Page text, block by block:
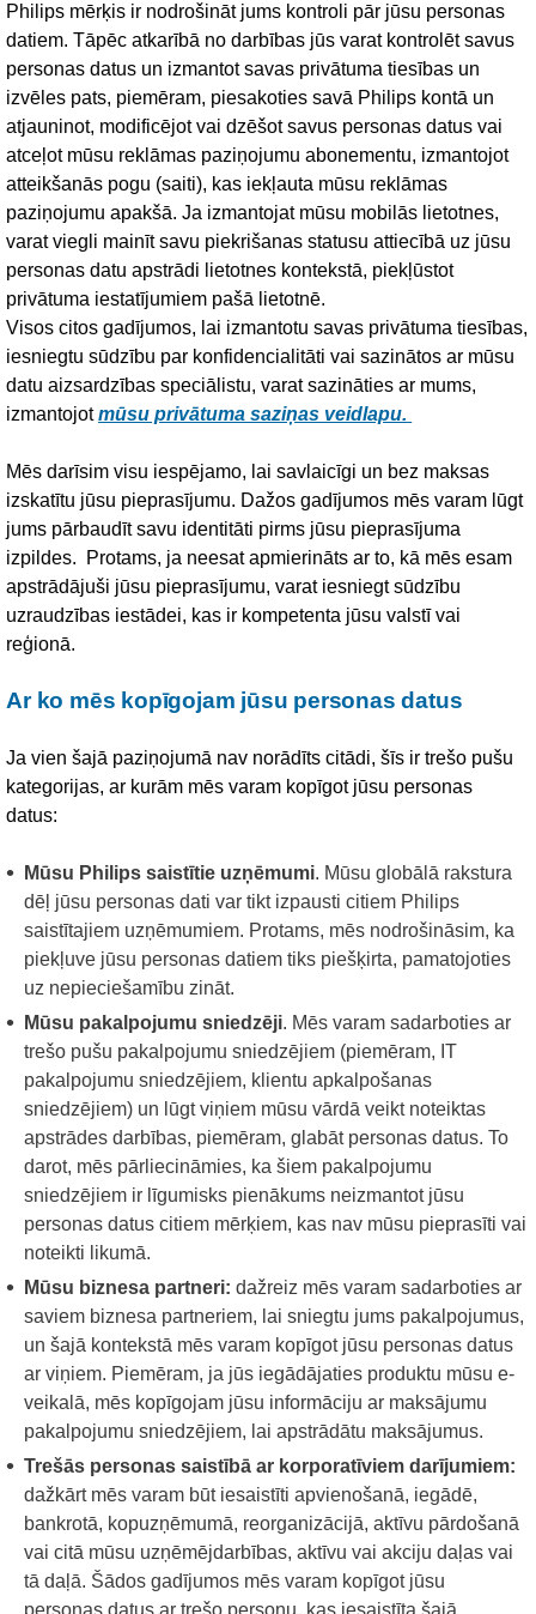
Philips mērķis ir nodrošināt jums kontroli pār jūsu personas
datiem. Tāpēc atkarībā no darbības jūs varat kontrolēt savus
personas datus un izmantot savas privātuma tiesības un
izvēles pats, piemēram, piesakoties savā Philips kontā un
atjauninot, modificējot vai dzēšot savus personas datus vai
atceļot mūsu reklāmas paziņojumu abonementu, izmantojot
atteikšanās pogu (saiti), kas iekļauta mūsu reklāmas
paziņojumu apakšā. Ja izmantojat mūsu mobilās lietotnes,
varat viegli mainīt savu piekrišanas statusu attiecībā uz jūsu
personas datu apstrādi lietotnes kontekstā, piekļūstot
privātuma iestatījumiem pašā lietotnē.
Visos citos gadījumos, lai izmantotu savas privātuma tiesības,
iesniegtu sūdzību par konfidencialitāti vai sazinātos ar mūsu
datu aizsardzības speciālistu, varat sazināties ar mums,
izmantojotmūsu privātuma saziņas veidlapu.
Mēs darīsim visu iespējamo, lai savlaicīgi un bez maksas
izskatītu jūsu pieprasījumu. Dažos gadījumos mēs varam lūgt
jums pārbaudīt savu identitāti pirms jūsu pieprasījuma
izpildes. Protams, ja neesat apmierināts ar to, kā mēs esam
apstrādājuši jūsu pieprasījumu, varat iesniegt sūdzību
uzraudzības iestādei, kas ir kompetenta jūsu valstī vai
reģionā.
Ar ko mēs kopīgojam jūsu personas datus
Ja vien šajā paziņojumā nav norādīts citādi, šīs ir trešo pušu
kategorijas, ar kurām mēs varam kopīgot jūsu personas
datus:
Mūsu Philips saistītie uzņēmumi. Mūsu globālā rakstura
dēļ jūsu personas dati var tikt izpausti citiem Philips
saistītajiem uzņēmumiem. Protams, mēs nodrošināsim, ka
piekļuve jūsu personas datiem tiks piešķirta, pamatojoties
uz nepieciešamību zināt.
Mūsu pakalpojumu sniedzēji. Mēs varam sadarboties ar
trešo pušu pakalpojumu sniedzējiem (piemēram, IT
pakalpojumu sniedzējiem, klientu apkalpošanas
sniedzējiem) un lūgt viņiem mūsu vārdā veikt noteiktas
apstrādes darbības, piemēram, glabāt personas datus. To
darot, mēs pārliecināmies, ka šiem pakalpojumu
sniedzējiem ir līgumisks pienākums neizmantot jūsu
personas datus citiem mērķiem, kas nav mūsu pieprasīti vai
noteikti likumā.
Mūsu biznesa partneri: dažreiz mēs varam sadarboties ar
saviem biznesa partneriem, lai sniegtu jums pakalpojumus,
un šajā kontekstā mēs varam kopīgot jūsu personas datus
ar viņiem. Piemēram, ja jūs iegādājaties produktu mūsu e-
veikalā, mēs kopīgojam jūsu informāciju ar maksājumu
pakalpojumu sniedzējiem, lai apstrādātu maksājumus.
Trešās personas saistībā ar korporatīviem darījumiem:
dažkārt mēs varam būt iesaistīti apvienošanā, iegādē,
bankrotā, kopuzņēmumā, reorganizācijā, aktīvu pārdošanā
vai citā mūsu uzņēmējdarbības, aktīvu vai akciju daļas vai
tā daļā. Šādos gadījumos mēs varam kopīgot jūsu
personas datus ar trešo personu, kas iesaistīta šajā